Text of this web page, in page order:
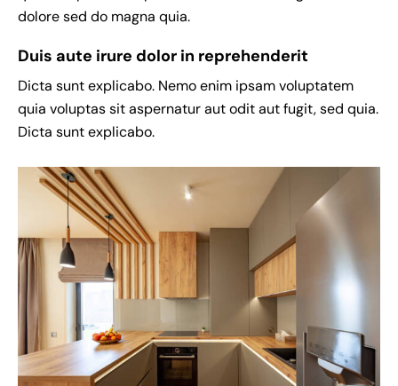
dolore sed do magna quia.
Duis aute irure dolor in reprehenderit
Dicta sunt explicabo. Nemo enim ipsam voluptatem
quia voluptas sit aspernatur aut odit aut fugit, sed quia.
Dicta sunt explicabo.